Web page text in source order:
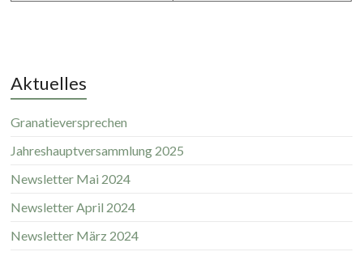
Aktuelles
Granatieversprechen
Jahreshauptversammlung 2025
Newsletter Mai 2024
Newsletter April 2024
Newsletter März 2024